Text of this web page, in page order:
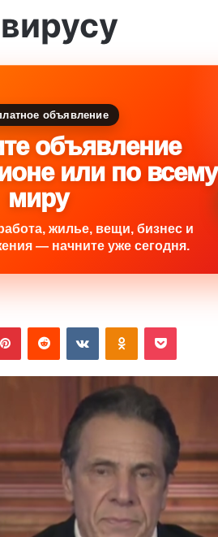
объявление
объявление
или по всему
миру
жилье, вещи, бизнес и
— начните уже сегодня.
PinterestReddit VKontakteOdnoklassniki
Pocket